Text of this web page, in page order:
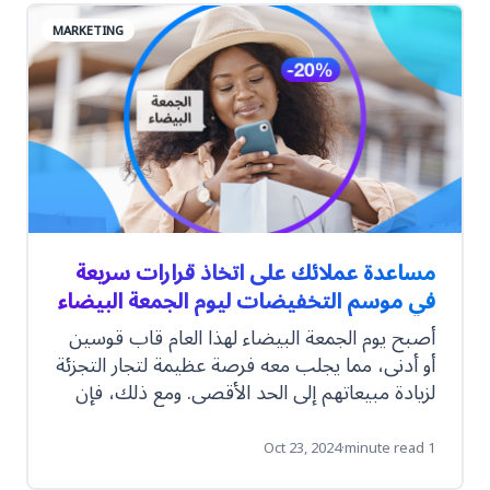
أيضًا باسم إعلانات واتساب التي تنقر على
الدردشة، يمكنك أن تقدم لعملائك المشاركة
المباشرة والشخصية التي يتوقون إليها.تعمق أكثر!
MARKETING
مساعدة عملائك على اتخاذ قرارات سريعة
في موسم التخفيضات ليوم الجمعة البيضاء
أصبح يوم الجمعة البيضاء لهذا العام قاب قوسين
أو أدنى، مما يجلب معه فرصة عظيمة لتجار التجزئة
لزيادة مبيعاتهم إلى الحد الأقصى. ومع ذلك، فإن
التميز في مثل هذا الحدث التنافسي ليس بالأمر
السهل. يتوقع المستهلكون عروضًا جذابة وعمليات1 minute read
·
Oct 23, 2024